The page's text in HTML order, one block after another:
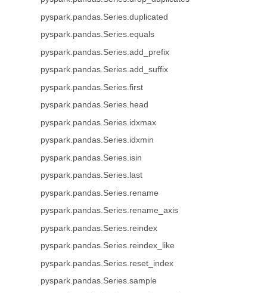
pyspark.pandas.Series.duplicated
pyspark.pandas.Series.equals
pyspark.pandas.Series.add_prefix
pyspark.pandas.Series.add_suffix
pyspark.pandas.Series.first
pyspark.pandas.Series.head
pyspark.pandas.Series.idxmax
pyspark.pandas.Series.idxmin
pyspark.pandas.Series.isin
pyspark.pandas.Series.last
pyspark.pandas.Series.rename
pyspark.pandas.Series.rename_axis
pyspark.pandas.Series.reindex
pyspark.pandas.Series.reindex_like
pyspark.pandas.Series.reset_index
pyspark.pandas.Series.sample